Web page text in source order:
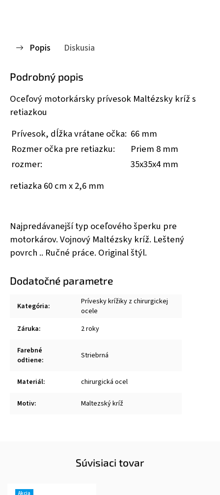
Popis Diskusia
Podrobný popis
Oceľový motorkársky prívesok Maltézsky kríž s
retiazkou
Prívesok, dĺžka vrátane očka: 66 mm
Rozmer očka pre retiazku:
Priem 8 mm
rozmer:
35x35x4 mm
retiazka 60 cm x 2,6 mm
Najpredávanejší typ oceľového šperku pre
motorkárov. Vojnový Maltézsky kríž. Leštený
povrch .. Ručné práce. Original štýl.
Dodatočné parametre
Kategória:
Prívesky krížiky z chirurgickej
ocele
Záruka: 2 roky
Farebné
odtiene: Striebrná
Materiál: chirurgická ocel
Motiv: Maltezský kríž
Súvisiaci tovar
Akcia